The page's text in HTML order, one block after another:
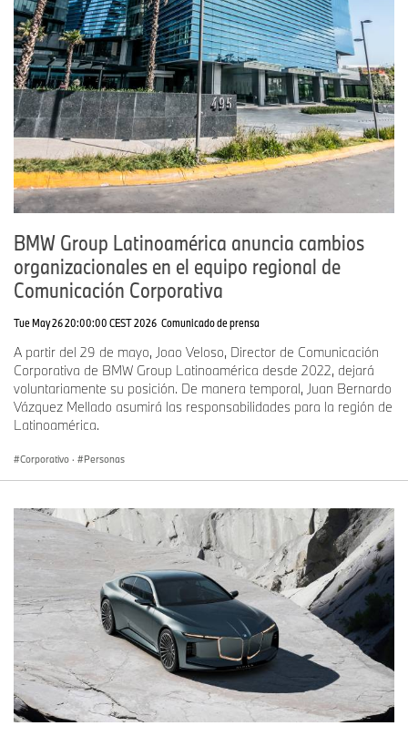
BMW Group Latinoamérica anuncia cambios
organizacionales en el equipo regional de
Comunicación Corporativa
Tue May 26 20:00:00 CEST 2026 Comunicado de prensa
A partir del 29 de mayo, Joao Veloso, Director de Comunicación
Corporativa de BMW Group Latinoamérica desde 2022, dejará
voluntariamente su posición. De manera temporal, Juan Bernardo
Vázquez Mellado asumirá las responsabilidades para la región de
Latinoamérica.
Corporativo · Personas